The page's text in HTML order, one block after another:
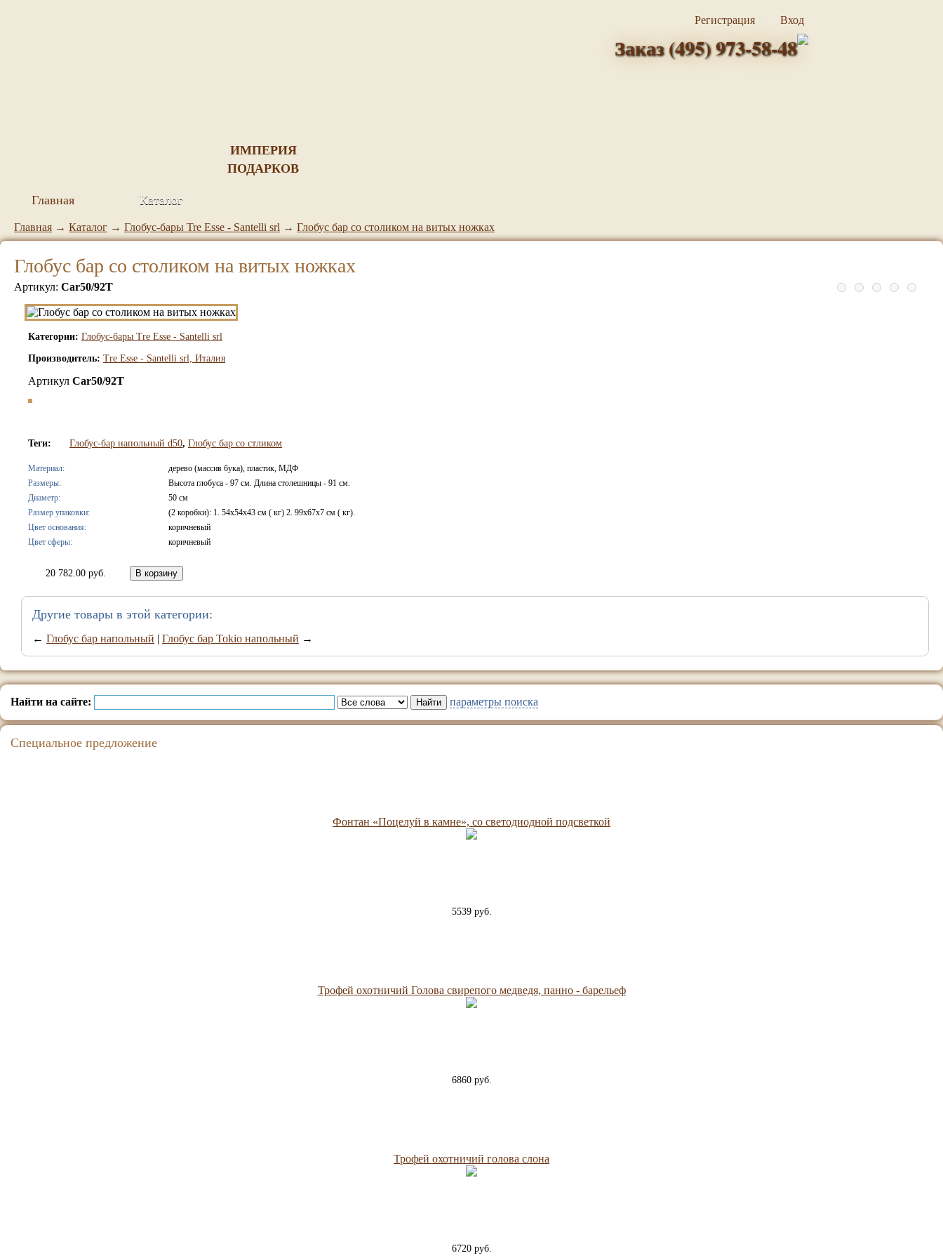
ИМПЕРИЯ
ПОДАРКОВ
Регистрация Вход
Заказ (495) 973-58-48
Главная Каталог
Главная → Каталог → Глобус-бары Tre Esse - Santelli srl → Глобус бар со столиком на витых ножках
Глобус бар со столиком на витых ножках
Артикул: Car50/92T
Категории: Глобус-бары Tre Esse - Santelli srl
Производитель: Tre Esse - Santelli srl, Италия
Артикул Car50/92T
Теги: Глобус-бар напольный d50, Глобус бар со стликом
Материал:
дерево (массив бука), пластик, МДФ
Размеры:
Высота глобуса - 97 см. Длина столешницы - 91 см.
Диаметр:
50 см
Размер упаковки:
(2 коробки): 1. 54х54x43 см ( кг) 2. 99х67х7 см ( кг).
Цвет основания:
коричневый
Цвет сферы:
коричневый
20 782.00 руб.
Другие товары в этой категории:
← Глобус бар напольный | Глобус бар Tokio напольный →
Найти на сайте: параметры поиска
Специальное предложение
Фонтан «Поцелуй в камне», со светодиодной подсветкой
5539 руб.
Трофей охотничий Голова свирепого медведя, панно - барельеф
6860 руб.
Трофей охотничий голова слона
6720 руб.